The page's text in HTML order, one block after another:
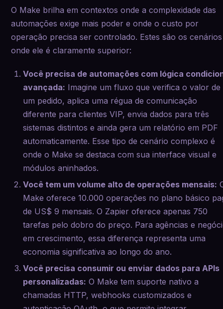
O Make brilha em contextos onde a complexidade das
automações exige mais poder e onde o custo por
operação precisa ser controlado. Estes são os cenários
onde ele é claramente superior:
Você precisa de automações com lógica
avançada: Imagine um fluxo que verifica o valor de
um pedido, aplica uma régua de comunicação
diferente para clientes VIP, envia dados para três
sistemas distintos e ainda gera um relatório em PDF
automaticamente. Esse tipo de cenário complexo é
onde o Make se destaca com sua interface visual e
módulos aninhados.
Você tem um volume alto de operações mensais:
Make oferece 10.000 operações no plano básico
de US$ 9 mensais. O Zapier oferece apenas 750
tarefas pelo dobro do preço. Para agências e
em crescimento, essa diferença representa uma
economia significativa ao longo do ano.
Você precisa consumir ou enviar dados para APIs
personalizadas: O Make tem suporte nativo a
chamadas HTTP, webhooks customizados e